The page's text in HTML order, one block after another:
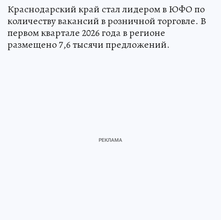
Краснодарский край стал лидером в ЮФО по
количеству вакансий в розничной торговле. В
первом квартале 2026 года в регионе
размещено 7,6 тысячи предложений.